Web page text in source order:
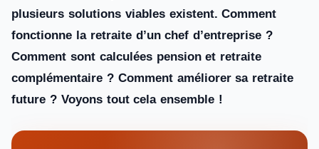
plusieurs solutions viables existent. Comment
fonctionne la retraite d’un chef d’entreprise ?
Comment sont calculées pension et retraite
complémentaire ? Comment améliorer sa retraite
future ? Voyons tout cela ensemble !